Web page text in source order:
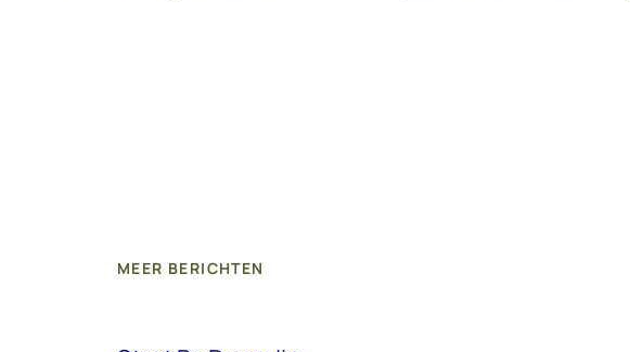
MEER BERICHTEN